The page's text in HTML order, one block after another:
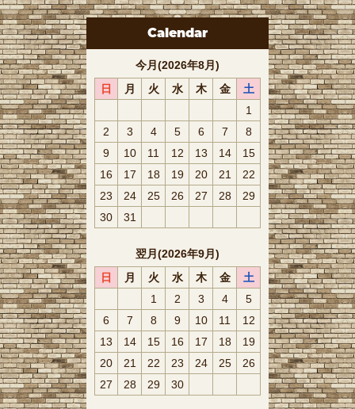
Calendar
今月(2026年8月)
日
月 火 水 木 金
土
1
2
3 4 5 6 7
8
9
10 11 12 13 14
15
16
17 18 19 20 21
22
23
24 25 26 27 28
29
30
31
翌月(2026年9月)
日
月 火 水 木 金
土
1
2 3 4
5
6
7 8 9 10 11
12
13
14 15 16 17 18
19
20
21 22 23 24 25
26
27
28 29 30